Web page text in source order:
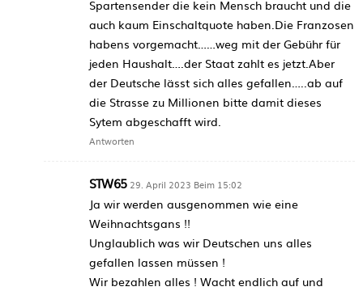
Spartensender die kein Mensch braucht und die
auch kaum Einschaltquote haben.Die Franzosen
habens vorgemacht……weg mit der Gebühr für
jeden Haushalt….der Staat zahlt es jetzt.Aber
der Deutsche lässt sich alles gefallen…..ab auf
die Strasse zu Millionen bitte damit dieses
Sytem abgeschafft wird.
Antworten
STW65 29. April 2023 Beim 15:02
Ja wir werden ausgenommen wie eine
Weihnachtsgans !!
Unglaublich was wir Deutschen uns alles
gefallen lassen müssen !
Wir bezahlen alles ! Wacht endlich auf und